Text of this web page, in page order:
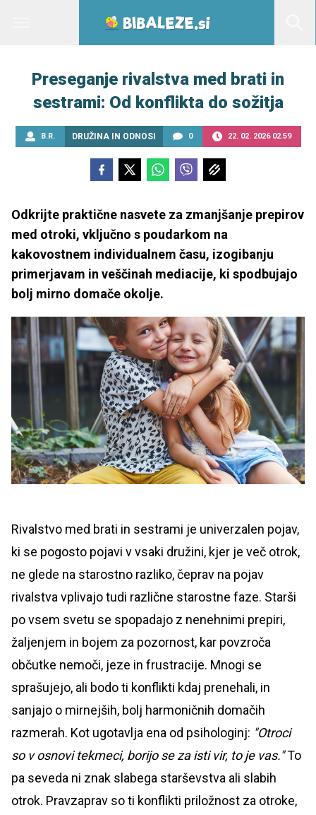
Preseganje rivalstva med brati in
sestrami: Od konflikta do sožitja
B.R. DRUŽINA IN ODNOSI 0 22. 02. 2026 02.59
Odkrijte praktične nasvete za zmanjšanje prepirov
med otroki, vključno s poudarkom na
kakovostnem individualnem času, izogibanju
primerjavam in veščinah mediacije, ki spodbujajo
bolj mirno domače okolje.
Rivalstvo med brati in sestrami je univerzalen pojav,
ki se pogosto pojavi v vsaki družini, kjer je več otrok,
ne glede na starostno razliko, čeprav na pojav
rivalstva vplivajo tudi različne starostne faze. Starši
po vsem svetu se spopadajo z nenehnimi prepiri,
žaljenjem in bojem za pozornost, kar povzroča
občutke nemoči, jeze in frustracije. Mnogi se
sprašujejo, ali bodo ti konflikti kdaj prenehali, in
sanjajo o mirnejših, bolj harmoničnih domačih
razmerah. Kot ugotavlja ena od psihologinj: "Otroci
so v osnovi tekmeci, borijo se za isti vir, to je vas."To
pa seveda ni znak slabega starševstva ali slabih
otrok. Pravzaprav so ti konflikti priložnost za otroke,